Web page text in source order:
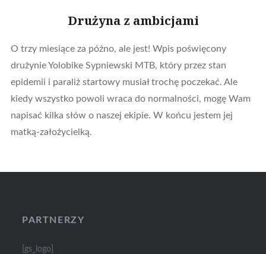
Drużyna z ambicjami
O trzy miesiące za późno, ale jest! Wpis poświęcony
drużynie Yolobike Sypniewski MTB, który przez stan
epidemii i paraliż startowy musiał trochę poczekać. Ale
kiedy wszystko powoli wraca do normalności, mogę Wam
napisać kilka słów o naszej ekipie. W końcu jestem jej
matką-założycielką.
PARTNERZY
[gs_logo]